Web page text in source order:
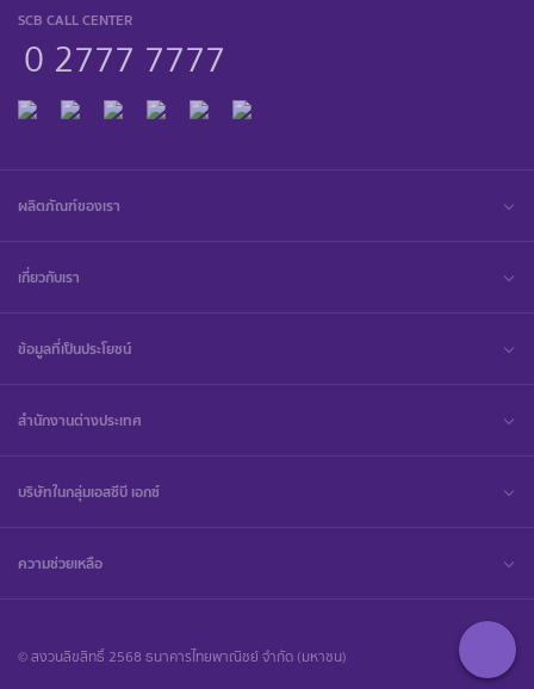
SCB CALL CENTER
0 2777 7777
ผลิตภัณฑ์ของเรา
เกี่ยวกับเรา
ข้อมูลที่เป็นประโยชน์
สำนักงานต่างประเทศ
บริษัทในกลุ่มเอสซีบี เอกซ์
ความช่วยเหลือ
© สงวนลิขสิทธิ์ 2568 ธนาคารไทยพาณิชย์ จำกัด (มหาชน)